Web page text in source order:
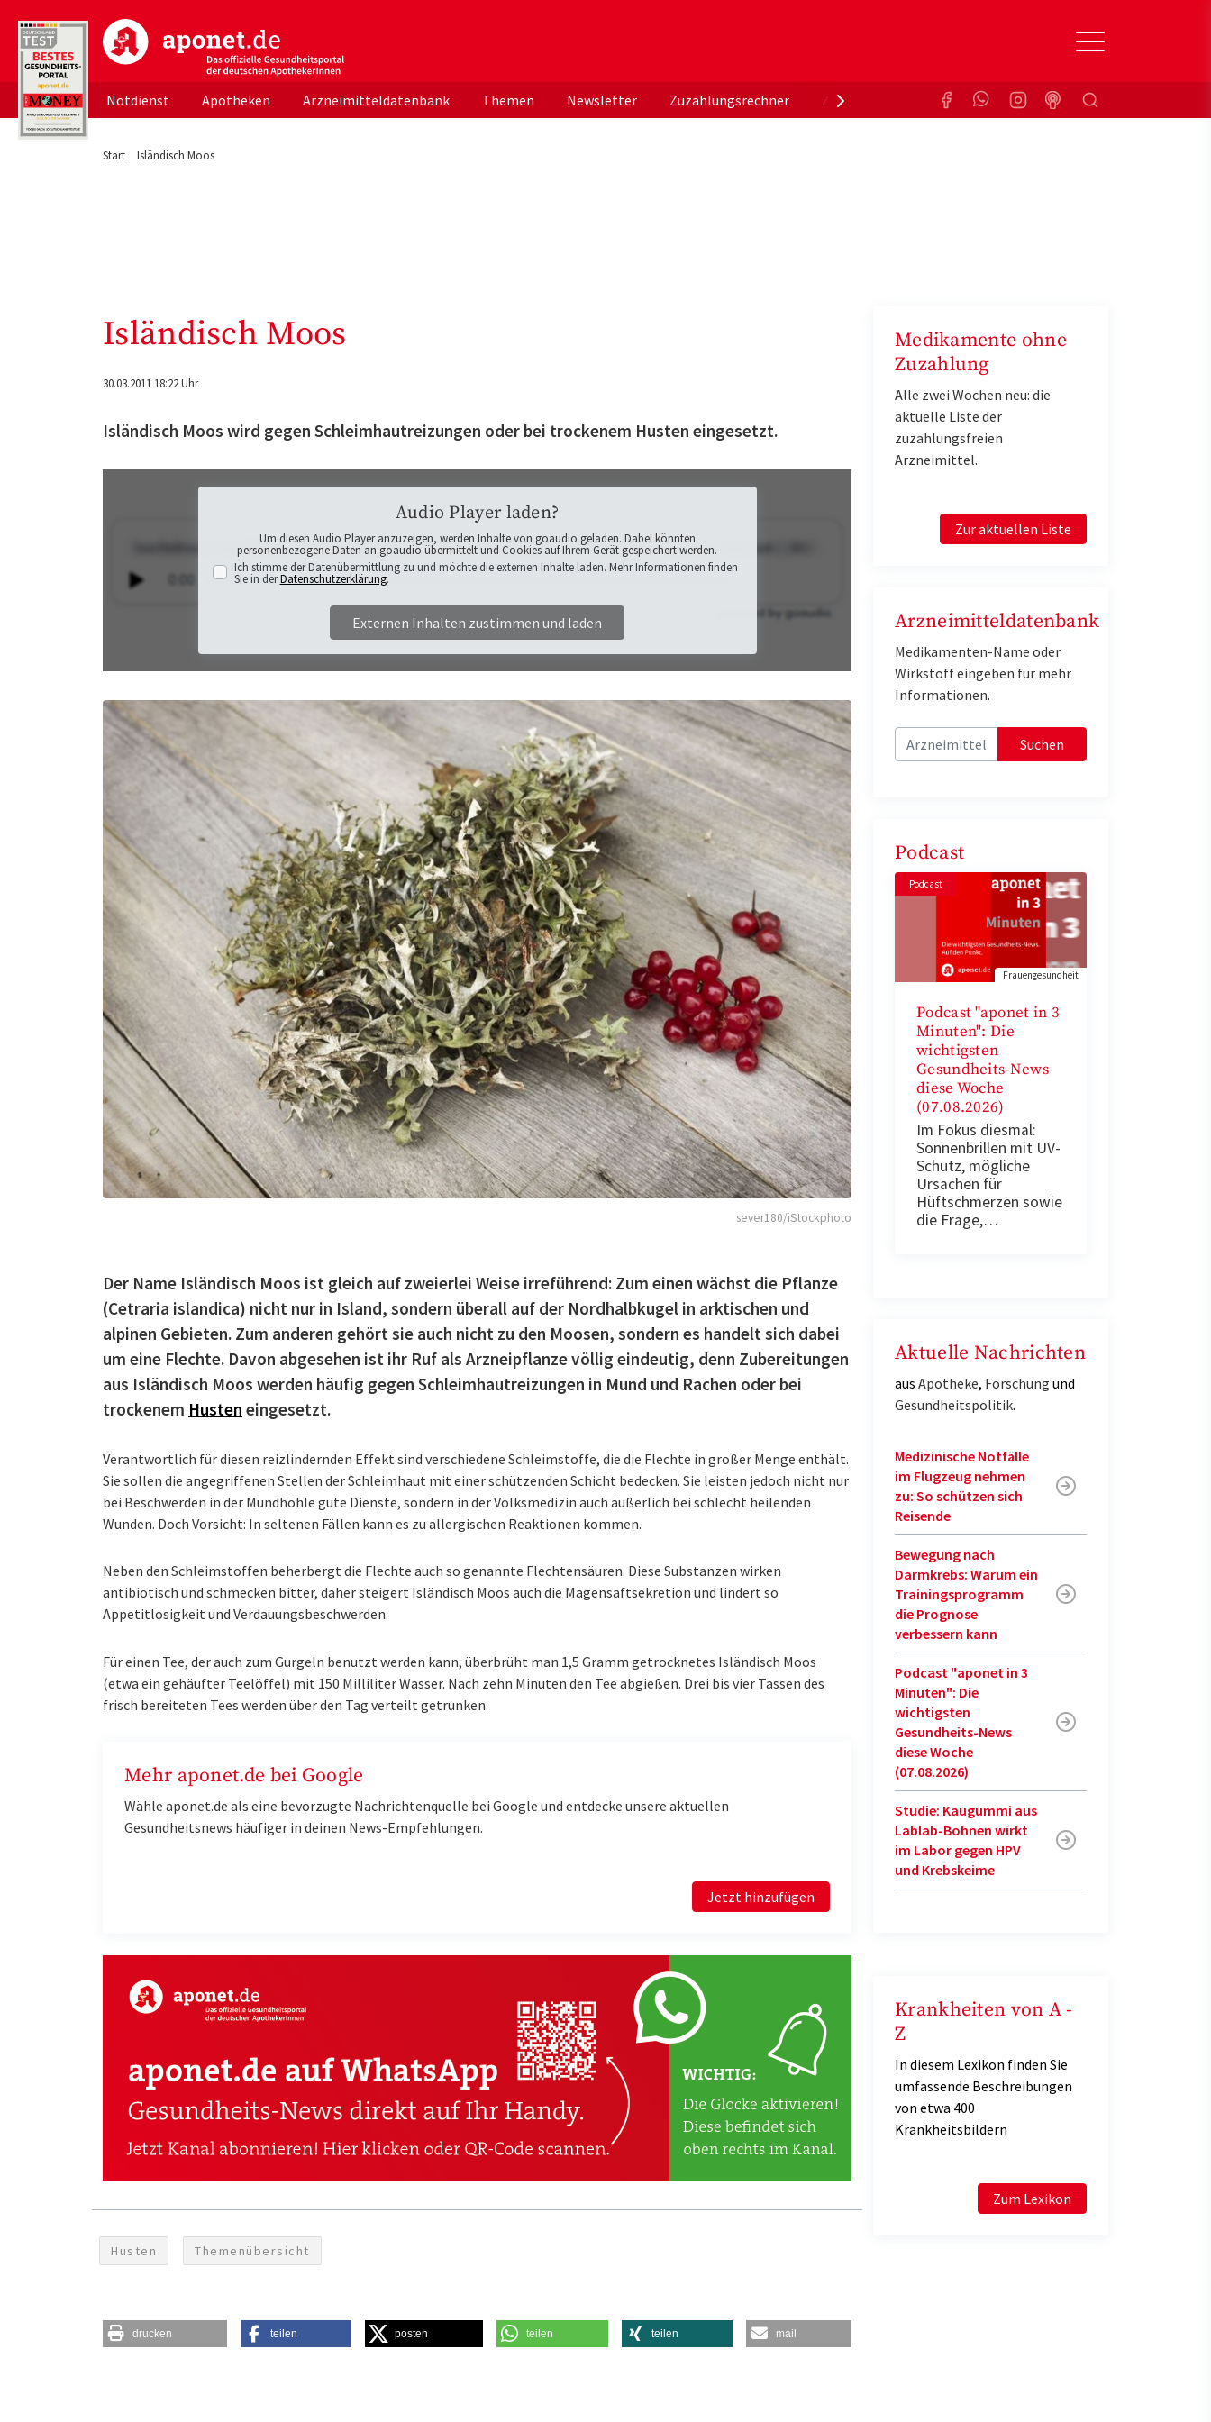
aponet.de - Das offizielle Gesundheitsportal der deutschen ApothekerInnen
Notdienst Apotheken Arzneimitteldatenbank Themen Newsletter Zuzahlungsrechner Zuzahlungsbefreiung KrankenkasseSuchen
Start Isländisch Moos
Isländisch Moos
30.03.2011 18:22 Uhr
Isländisch Moos wird gegen Schleimhautreizungen oder bei trockenem Husten eingesetzt.
Audio Player laden?
Um diesen Audio Player anzuzeigen, werden Inhalte von goaudio geladen. Dabei könnten
personenbezogene Daten an goaudio übermittelt und Cookies auf Ihrem Gerät gespeichert werden.
Ich stimme der Datenübermittlung zu und möchte die externen Inhalte laden. Mehr Informationen finden
Sie in derDatenschutzerklärung.
Externen Inhalten zustimmen und laden
sever180/iStockphoto
Der Name Isländisch Moos ist gleich auf zweierlei Weise irreführend: Zum einen wächst die Pflanze
(Cetraria islandica) nicht nur in Island, sondern überall auf der Nordhalbkugel in arktischen und
alpinen Gebieten. Zum anderen gehört sie auch nicht zu den Moosen, sondern es handelt sich dabei
um eine Flechte. Davon abgesehen ist ihr Ruf als Arzneipflanze völlig eindeutig, denn Zubereitungen
aus Isländisch Moos werden häufig gegen Schleimhautreizungen in Mund und Rachen oder bei
trockenem Husten eingesetzt.
Verantwortlich für diesen reizlindernden Effekt sind verschiedene Schleimstoffe, die die Flechte in großer Menge enthält.
Sie sollen die angegriffenen Stellen der Schleimhaut mit einer schützenden Schicht bedecken. Sie leisten jedoch nicht nur
bei Beschwerden in der Mundhöhle gute Dienste, sondern in der Volksmedizin auch äußerlich bei schlecht heilenden
Wunden. Doch Vorsicht: In seltenen Fällen kann es zu allergischen Reaktionen kommen.
Neben den Schleimstoffen beherbergt die Flechte auch so genannte Flechtensäuren. Diese Substanzen wirken
antibiotisch und schmecken bitter, daher steigert Isländisch Moos auch die Magensaftsekretion und lindert so
Appetitlosigkeit und Verdauungsbeschwerden.
Für einen Tee, der auch zum Gurgeln benutzt werden kann, überbrüht man 1,5 Gramm getrocknetes Isländisch Moos
(etwa ein gehäufter Teelöffel) mit 150 Milliliter Wasser. Nach zehn Minuten den Tee abgießen. Drei bis vier Tassen des
frisch bereiteten Tees werden über den Tag verteilt getrunken.
Mehr aponet.de bei Google
Wähle aponet.de als eine bevorzugte Nachrichtenquelle bei Google und entdecke unsere aktuellen
Gesundheitsnews häufiger in deinen News-Empfehlungen.
Jetzt hinzufügen
Husten Themenübersicht
drucken teilen posten teilen teilen mail
Medikamente ohne
Zuzahlung
Alle zwei Wochen neu: die
aktuelle Liste der
zuzahlungsfreien
Arzneimittel.
Zur aktuellen Liste
Arzneimitteldatenbank
Medikamenten-Name oder
Wirkstoff eingeben für mehr
Informationen.
Suchen
Podcast
Podcast
Frauengesundheit
Podcast "aponet in 3
Minuten": Die
wichtigsten
Gesundheits-News
diese Woche
(07.08.2026)
Im Fokus diesmal:
Sonnenbrillen mit UV-
Schutz, mögliche
Ursachen für
Hüftschmerzen sowie
die Frage,…
Aktuelle Nachrichten
aus Apotheke, Forschung und
Gesundheitspolitik.
Medizinische Notfälle
im Flugzeug nehmen
zu: So schützen sich
Reisende
Bewegung nach
Darmkrebs: Warum ein
Trainingsprogramm
die Prognose
verbessern kann
Podcast "aponet in 3
Minuten": Die
wichtigsten
Gesundheits-News
diese Woche
(07.08.2026)
Studie: Kaugummi aus
Lablab-Bohnen wirkt
im Labor gegen HPV
und Krebskeime
Krankheiten von A -
Z
In diesem Lexikon finden Sie
umfassende Beschreibungen
von etwa 400
Krankheitsbildern
Zum Lexikon